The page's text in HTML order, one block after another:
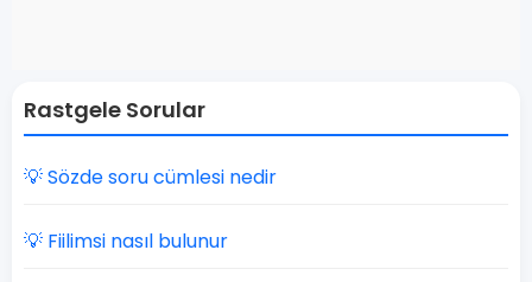
Rastgele Sorular
💡 Sözde soru cümlesi nedir
💡 Fiilimsi nasıl bulunur